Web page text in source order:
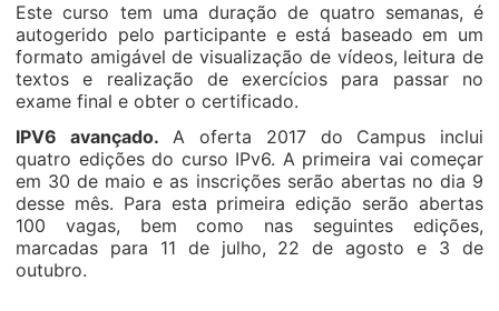
Este curso tem uma duração de quatro semanas, é
autogerido pelo participante e está baseado em um
formato amigável de visualização de vídeos, leitura de
textos e realização de exercícios para passar no
exame final e obter o certificado.
IPV6 avançado. A oferta 2017 do Campus inclui
quatro edições do curso IPv6. A primeira vai começar
em 30 de maio e as inscrições serão abertas no dia 9
desse mês. Para esta primeira edição serão abertas
100 vagas, bem como nas seguintes edições,
marcadas para 11 de julho, 22 de agosto e 3 de
outubro.